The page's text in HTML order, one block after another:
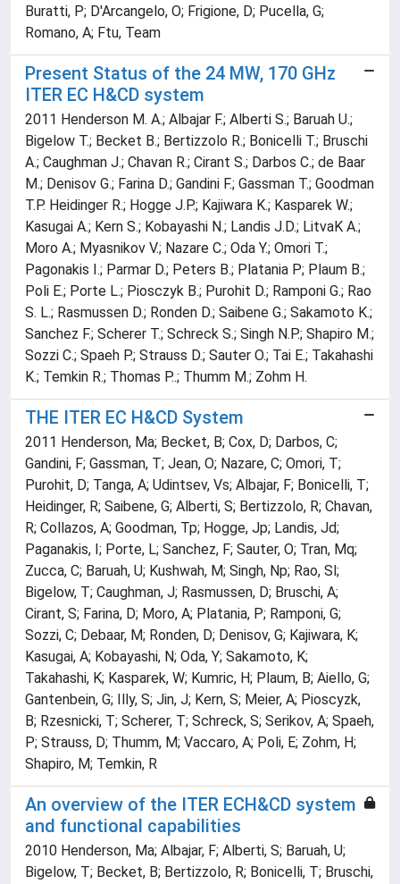
Buratti, P; D'Arcangelo, O; Frigione, D; Pucella, G;
Romano, A; Ftu, Team
Present Status of the 24 MW, 170 GHz
ITER EC H&CD system
2011 Henderson M. A.; Albajar F.; Alberti S.; Baruah U.;
Bigelow T.; Becket B.; Bertizzolo R.; Bonicelli T.; Bruschi
A.; Caughman J.; Chavan R.; Cirant S.; Darbos C.; de Baar
M.; Denisov G.; Farina D.; Gandini F.; Gassman T.; Goodman
T.P. Heidinger R.; Hogge J.P.; Kajiwara K.; Kasparek W.;
Kasugai A.; Kern S.; Kobayashi N.; Landis J.D.; LitvaK A.;
Moro A.; Myasnikov V.; Nazare C.; Oda Y.; Omori T.;
Pagonakis I.; Parmar D.; Peters B.; Platania P; Plaum B.;
Poli E.; Porte L.; Piosczyk B.; Purohit D.; Ramponi G.; Rao
S. L.; Rasmussen D.; Ronden D.; Saibene G.; Sakamoto K.;
Sanchez F.; Scherer T.; Schreck S.; Singh N.P.; Shapiro M.;
Sozzi C.; Spaeh P.; Strauss D.; Sauter O.; Tai E.; Takahashi
K.; Temkin R.; Thomas P..; Thumm M.; Zohm H.
THE ITER EC H&CD System
2011 Henderson, Ma; Becket, B; Cox, D; Darbos, C;
Gandini, F; Gassman, T; Jean, O; Nazare, C; Omori, T;
Purohit, D; Tanga, A; Udintsev, Vs; Albajar, F; Bonicelli, T;
Heidinger, R; Saibene, G; Alberti, S; Bertizzolo, R; Chavan,
R; Collazos, A; Goodman, Tp; Hogge, Jp; Landis, Jd;
Paganakis, I; Porte, L; Sanchez, F; Sauter, O; Tran, Mq;
Zucca, C; Baruah, U; Kushwah, M; Singh, Np; Rao, Sl;
Bigelow, T; Caughman, J; Rasmussen, D; Bruschi, A;
Cirant, S; Farina, D; Moro, A; Platania, P; Ramponi, G;
Sozzi, C; Debaar, M; Ronden, D; Denisov, G; Kajiwara, K;
Kasugai, A; Kobayashi, N; Oda, Y; Sakamoto, K;
Takahashi, K; Kasparek, W; Kumric, H; Plaum, B; Aiello, G;
Gantenbein, G; Illy, S; Jin, J; Kern, S; Meier, A; Pioscyzk,
B; Rzesnicki, T; Scherer, T; Schreck, S; Serikov, A; Spaeh,
P; Strauss, D; Thumm, M; Vaccaro, A; Poli, E; Zohm, H;
Shapiro, M; Temkin, R
An overview of the ITER ECH&CD system
and functional capabilities
2010 Henderson, Ma; Albajar, F; Alberti, S; Baruah, U;
Bigelow, T; Becket, B; Bertizzolo, R; Bonicelli, T; Bruschi,